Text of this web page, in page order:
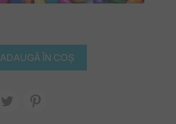
ADAUGĂ ÎN COȘ